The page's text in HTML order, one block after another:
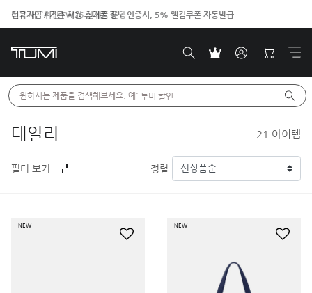
신규가입 / 기존 회원 휴대폰 정보 인증시, 5% 웰컴쿠폰 자동발급
원하시는 제품을 검색해보세요. 예: 투미 할인
데일리 21 아이템
필터 보기 정렬
NEW NEW